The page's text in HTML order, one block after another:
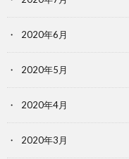
2020年6月
2020年5月
2020年4月
2020年3月